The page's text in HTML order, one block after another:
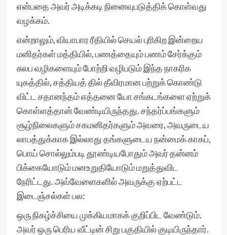
என்பதை அவர் அடிக்கடி நினைவுபடுத்திக் கொள்வது
வழக்கம்.
என்றாலும், வியாபார ரீதியில் செயல் புரிகிற இன்றைய
மனிதர்கள் மத்தியில், பணத்தையும் பணம் சேர்க்கும்
சுலப வழிகளையும் போற்றி வழிபடும் இந்த நாகரிக
யுகத்தில், சத்தியத் தில் தீவிரமான பற்றுக் கொண்டு
விட்ட சதானந்தம் எத்தனை யோ சங்கடங்களை ஏற்றுக்
கொள்ளத்தான் வேண்டியிருந்தது. சந்தர்ப்பங்களும்
சூழ்நிலைகளும் சகமனிதர்களும் அவரை, அவருடைய
லாபத்துக்காக இல்லாது தங்களுடைய நன்மைக் காகப்,
பொய் சொல்லும்படி தூண்டியபோதும் அவர் தன்னம்
பிக்கையோடும் மனஉறுதியோடும் மறுத்துவிட
நேரிட்டது. அவ்வேளைகளில் அவருக்கு ஏற்பட்ட
இடைஞ்சல்கள் பல:
ஒரு நிகழ்ச்சியை முக்கியமாகக் குறிப்பிட வேண்டும்.
அவர் ஒரு பெரிய வீட்டின் சிறு பகுதியில் குடியிருந்தார்.